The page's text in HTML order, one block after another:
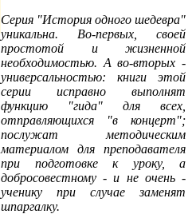
Серия "История одного шедевра"
уникальна. Во-первых, своей
простотой и жизненной
необходимостью. А во-вторых -
универсальностью: книги этой
серии исправно выполнят
функцию "гида" для всех,
отправляющихся "в концерт";
послужат методическим
материалом для преподавателя
при подготовке к уроку, а
добросовестному - и не очень -
ученику при случае заменят
шпаргалку.